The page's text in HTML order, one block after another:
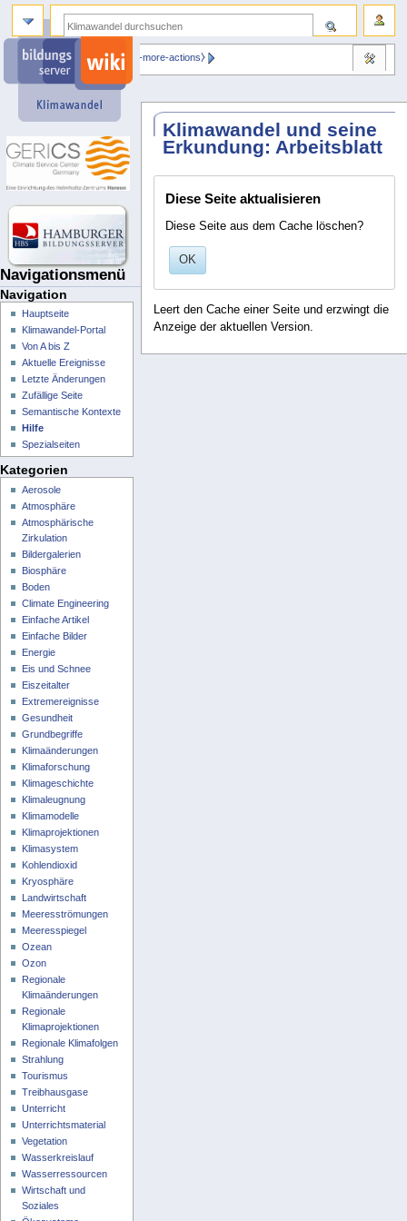
Klimawandel und seine
Erkundung: Arbeitsblatt
Diese Seite aktualisieren
Diese Seite aus dem Cache löschen?
OK
Leert den Cache einer Seite und erzwingt die
Anzeige der aktuellen Version.
Navigationsmenü
⧼dbsskin-more-actions⧽
Navigation
Hauptseite
Klimawandel-Portal
Von A bis Z
Aktuelle Ereignisse
Letzte Änderungen
Zufällige Seite
Semantische Kontexte
Hilfe
Spezialseiten
Kategorien
Aerosole
Atmosphäre
Atmosphärische
Zirkulation
Bildergalerien
Biosphäre
Boden
Climate Engineering
Einfache Artikel
Einfache Bilder
Energie
Eis und Schnee
Eiszeitalter
Extremereignisse
Gesundheit
Grundbegriffe
Klimaänderungen
Klimaforschung
Klimageschichte
Klimaleugnung
Klimamodelle
Klimaprojektionen
Klimasystem
Kohlendioxid
Kryosphäre
Landwirtschaft
Meeresströmungen
Meeresspiegel
Ozean
Ozon
Regionale
Klimaänderungen
Regionale
Klimaprojektionen
Regionale Klimafolgen
Strahlung
Tourismus
Treibhausgase
Unterricht
Unterrichtsmaterial
Vegetation
Wasserkreislauf
Wasserressourcen
Wirtschaft und
Soziales